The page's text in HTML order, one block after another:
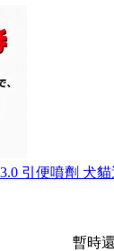
引便噴劑 犬貓
暫時